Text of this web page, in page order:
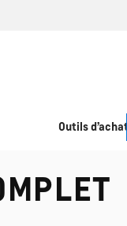
Outils d’achat